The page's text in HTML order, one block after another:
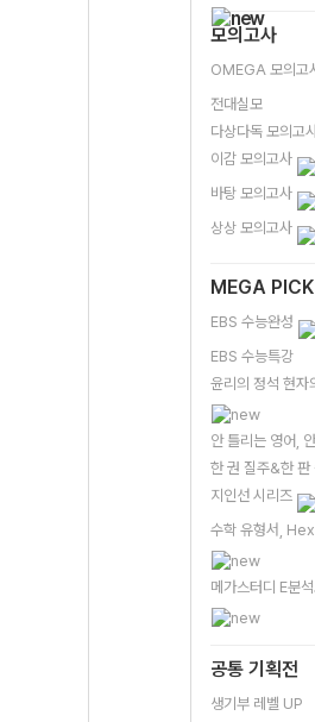
모의고사
OMEGA 모의고
전대실모
다상다독 모의고
이감 모의고사
바탕 모의고사
상상 모의고사
MEGA PICK
EBS 수능완성
EBS 수능특강
윤리의 정석 현자
안 틀리는 영어,
한 권 질주&한 판
지인선 시리즈
수학 유형서,
메가스터디 E분
공통 기획전
생기부 레벨 UP